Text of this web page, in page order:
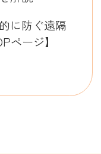
に防ぐ遠隔
ページ】